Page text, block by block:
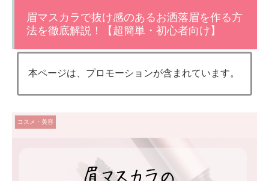
眉マスカラで抜け感のあるお洒落眉を作る方
法を徹底解説！【超簡単・初心者向け】
本ページは、プロモーションが含まれています。
コスメ・美容